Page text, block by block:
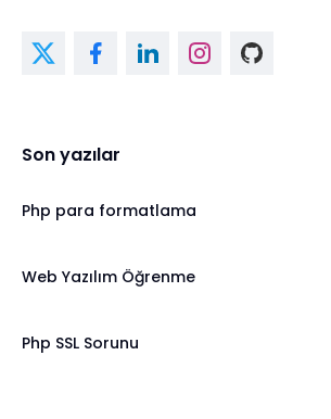
Son yazılar
Php para formatlama
Web Yazılım Öğrenme
Php SSL Sorunu